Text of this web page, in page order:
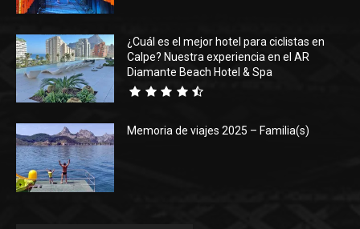
¿Cuál es el mejor hotel para ciclistas en
Calpe? Nuestra experiencia en el AR
Diamante Beach Hotel & Spa
Memoria de viajes 2025 – Familia(s)